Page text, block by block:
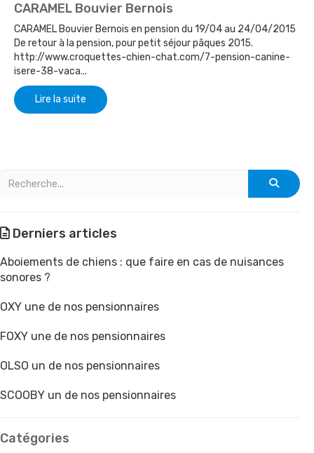
CARAMEL Bouvier Bernois
CARAMEL Bouvier Bernois en pension du 19/04 au 24/04/2015
De retour à la pension, pour petit séjour pâques 2015.
http://www.croquettes-chien-chat.com/7-pension-canine-
isere-38-vaca...
Lire la suite
Derniers articles
Aboiements de chiens : que faire en cas de nuisances
sonores ?
OXY une de nos pensionnaires
FOXY une de nos pensionnaires
OLSO un de nos pensionnaires
SCOOBY un de nos pensionnaires
Catégories